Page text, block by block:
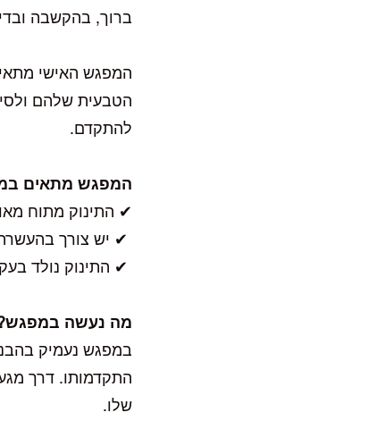
ברוך, בהקשבה
המפגש האישי
הטבעית שלהם
להתקדם.
המפגש מתאים
✔ התינוק מתוח
✔ יש צורך
✔ התינוק נולד
מה נעשה
במפגש נעמיק
התקדמותו. דרך
שלו.